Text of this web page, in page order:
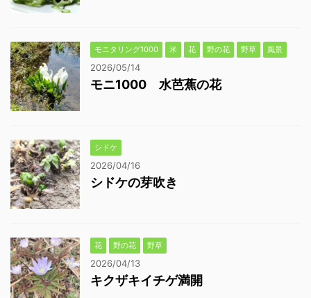
モニタリング1000 米 花 野の花 野草 風景
2026/05/14
モニ1000 水芭蕉の花
シドケ
2026/04/16
シドケの芽吹き
花 野の花 野草
2026/04/13
キクザキイチゲ満開